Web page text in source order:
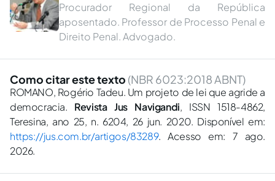
Procurador Regional da República
aposentado. Professor de Processo Penal e
Direito Penal. Advogado.
Como citar este texto (NBR 6023:2018 ABNT)
ROMANO, Rogério Tadeu. Um projeto de lei que agride a
democracia. Revista Jus Navigandi, ISSN 1518-4862,
Teresina, ano 25, n. 6204, 26 jun. 2020. Disponível em:
https://jus.com.br/artigos/83289. Acesso em: 7 ago.
2026.